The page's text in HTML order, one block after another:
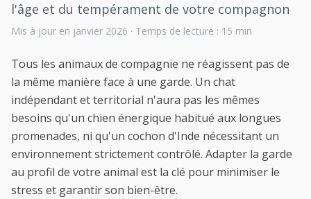
l'âge et du tempérament de votre compagnon
Mis à jour en janvier 2026 · Temps de lecture : 15 min
Tous les animaux de compagnie ne réagissent pas de
la même manière face à une garde. Un chat
indépendant et territorial n'aura pas les mêmes
besoins qu'un chien énergique habitué aux longues
promenades, ni qu'un cochon d'Inde nécessitant un
environnement strictement contrôlé. Adapter la garde
au profil de votre animal est la clé pour minimiser le
stress et garantir son bien-être.